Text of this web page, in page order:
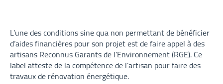
L’une des conditions sine qua non permettant de bénéficier
d’aides financières pour son projet est de faire appel à des
artisans Reconnus Garants de l’Environnement (RGE). Ce
label atteste de la compétence de l’artisan pour faire des
travaux de rénovation énergétique.